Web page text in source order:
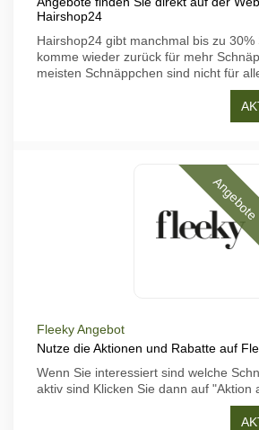
Hairshop24
Hairshop24 gibt manchmal bis zu 30%
komme wieder zurück für mehr
meisten Schnäppchen sind nicht für
Angebote
Fleeky Angebot
Nutze die Aktionen und Rabatte auf
Wenn Sie interessiert sind welche
aktiv sind Klicken Sie dann auf "Aktion